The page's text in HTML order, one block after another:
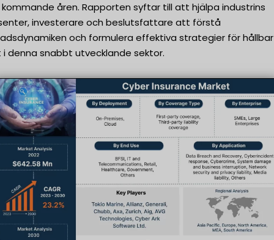
åren. Rapporten syftar till att hjälpa industrins
investerare och beslutsfattare att förstå
och formulera effektiva strategier för hållbar
i denna snabbt utvecklande sektor.